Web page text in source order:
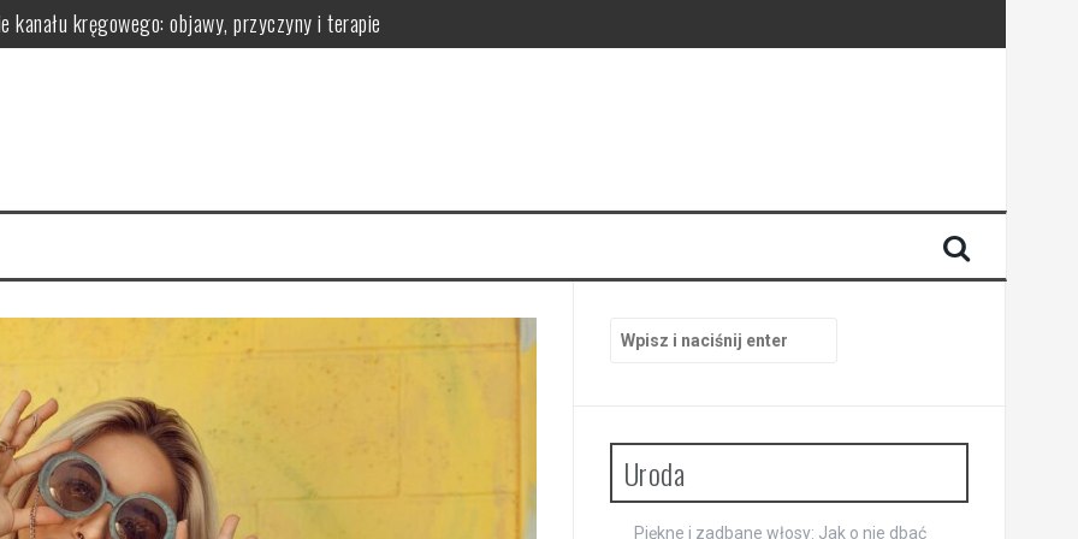
kanału kręgowego: objawy, przyczyny i terapie
pielęgnacyjne
działanie na skórę
regeneracji organizmu
i przechowywanie do wygodnej aranżacji
Uroda
Piękne i zadbane włosy: Jak o nie dbać